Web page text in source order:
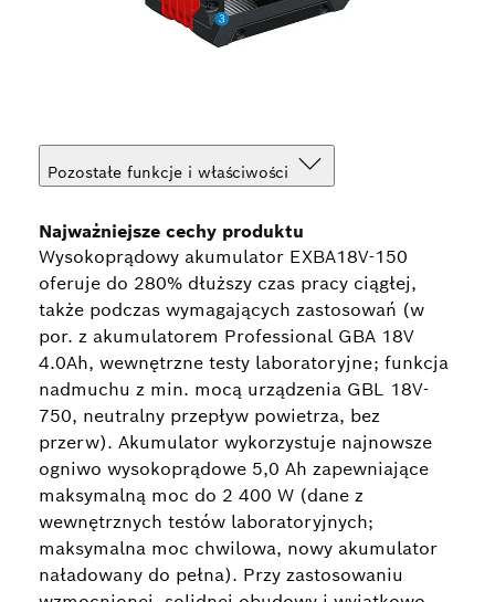
Pozostałe funkcje i właściwości
Najważniejsze cechy produktu
Wysokoprądowy akumulator EXBA18V-150
oferuje do 280% dłuższy czas pracy ciągłej,
także podczas wymagających zastosowań (w
por. z akumulatorem Professional GBA 18V
4.0Ah, wewnętrzne testy laboratoryjne; funkcja
nadmuchu z min. mocą urządzenia GBL 18V-
750, neutralny przepływ powietrza, bez
przerw). Akumulator wykorzystuje najnowsze
ogniwo wysokoprądowe 5,0 Ah zapewniające
maksymalną moc do 2 400 W (dane z
wewnętrznych testów laboratoryjnych;
maksymalna moc chwilowa, nowy akumulator
naładowany do pełna). Przy zastosowaniu